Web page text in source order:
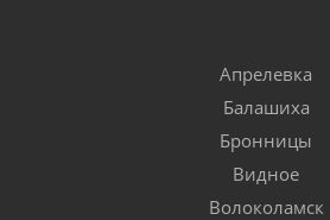
Апрелевка
Балашиха
Бронницы
Видное
Волоколамск